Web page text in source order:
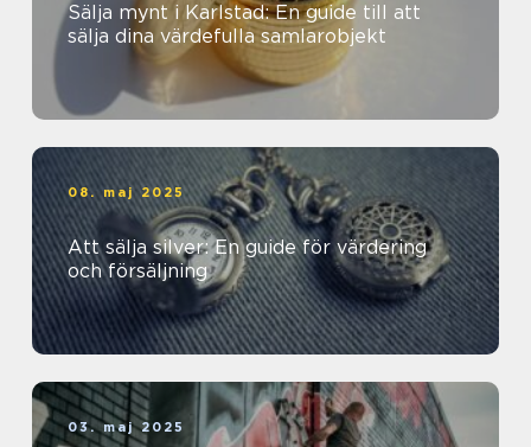
Sälja mynt i Karlstad: En guide till att
sälja dina värdefulla samlarobjekt
08. maj 2025
Att sälja silver: En guide för värdering
och försäljning
03. maj 2025